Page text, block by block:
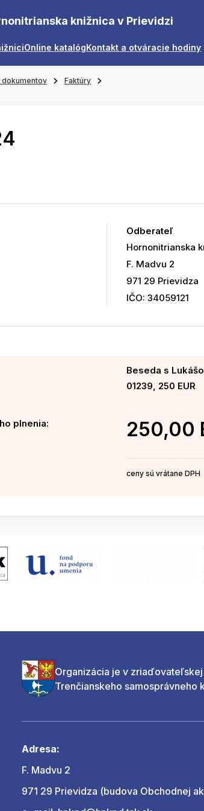
knižnica v Prievidzi
Online katalógKontakt a otváracie hodiny
dokumentov Faktúry
Odberateľ
Hornonitrianska
F. Madvu 2
971 29 Prievidza
IČO: 34059121
Beseda s
01239, 250 EUR
plnenia: 250,00
ceny sú vrátane DPH
Organizácia je v
Trenčianskeho samosprávneho
Adresa:
F. Madvu 2
971 29 Prievidza (budova Obchodnej